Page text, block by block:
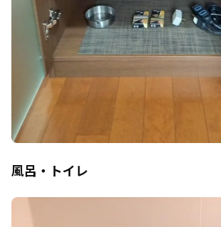
風呂・トイレ